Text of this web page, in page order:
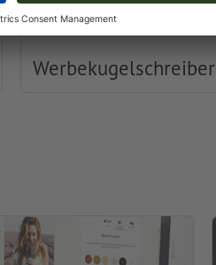
Werbekugelschreiber